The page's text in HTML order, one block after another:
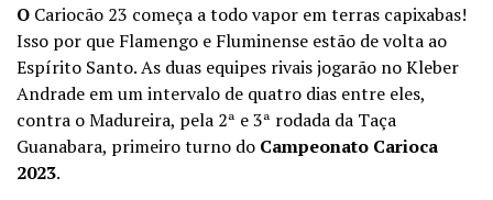
O Cariocão 23 começa a todo vapor em terras capixabas!
Isso por que Flamengo e Fluminense estão de volta ao
Espírito Santo. As duas equipes rivais jogarão no Kleber
Andrade em um intervalo de quatro dias entre eles,
contra o Madureira, pela 2ª e 3ª rodada da Taça
Guanabara, primeiro turno do Campeonato Carioca
2023.